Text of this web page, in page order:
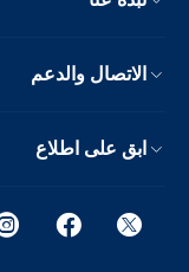
الاتصال والدعم
ابق على اطلاع